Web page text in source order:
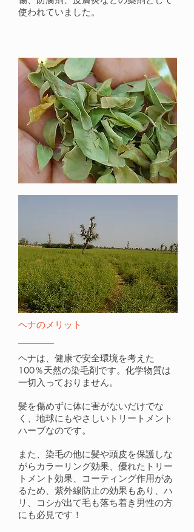
使われていました。
ヘナのメリット
ヘナは、健康で安全環境を考えた
100％天然の染毛剤です。化学物質は
一切入っておりません。
髪を傷めずに体に害がないだけでな
く、地球にもやさしいトリートメント
ハーブなのです。
また、染毛の他に髪や頭皮を保護しな
がらカラーリング効果、優れたトリー
トメント効果、コーティング作用があ
るため、紫外線防止の効果もあり、ハ
リ、コシが出て毛も落ち着き男性の方
にも必見です！